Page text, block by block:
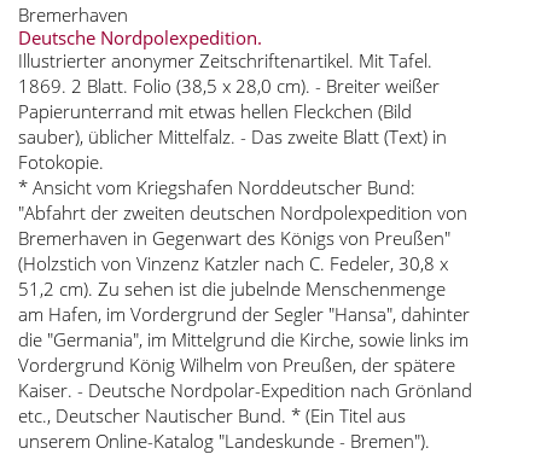
Bremerhaven
Deutsche Nordpolexpedition.
Illustrierter anonymer Zeitschriftenartikel. Mit Tafel.
1869. 2 Blatt. Folio (38,5 x 28,0 cm). - Breiter weißer
Papierunterrand mit etwas hellen Fleckchen (Bild
sauber), üblicher Mittelfalz. - Das zweite Blatt (Text) in
Fotokopie.
* Ansicht vom Kriegshafen Norddeutscher Bund:
"Abfahrt der zweiten deutschen Nordpolexpedition von
Bremerhaven in Gegenwart des Königs von Preußen"
(Holzstich von Vinzenz Katzler nach C. Fedeler, 30,8 x
51,2 cm). Zu sehen ist die jubelnde Menschenmenge
am Hafen, im Vordergrund der Segler "Hansa", dahinter
die "Germania", im Mittelgrund die Kirche, sowie links im
Vordergrund König Wilhelm von Preußen, der spätere
Kaiser. - Deutsche Nordpolar-Expedition nach Grönland
etc., Deutscher Nautischer Bund. * (Ein Titel aus
unserem Online-Katalog "Landeskunde - Bremen").